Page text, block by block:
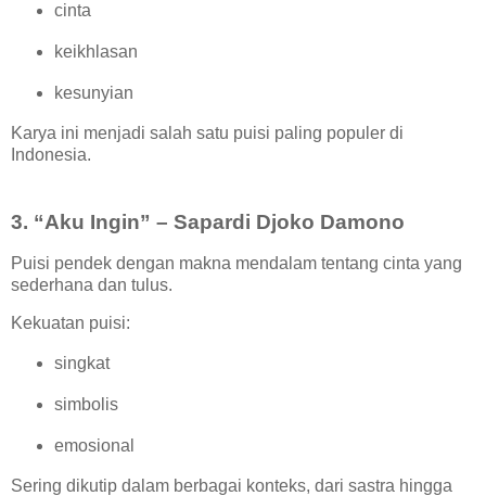
cinta
keikhlasan
kesunyian
Karya ini menjadi salah satu puisi paling populer di
Indonesia.
3. “Aku Ingin” – Sapardi Djoko Damono
Puisi pendek dengan makna mendalam tentang cinta yang
sederhana dan tulus.
Kekuatan puisi:
singkat
simbolis
emosional
Sering dikutip dalam berbagai konteks, dari sastra hingga